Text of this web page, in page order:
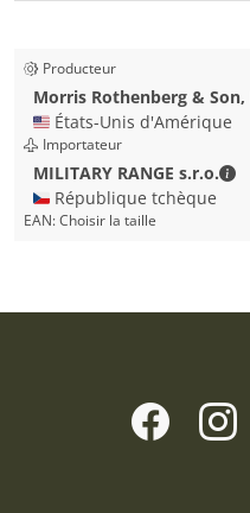
Producteur
Morris Rothenberg & Son,
🇺🇸 États-Unis d'Amérique
Importateur
MILITARY RANGE s.r.o.
🇨🇿 République tchèque
EAN:Choisir la taille